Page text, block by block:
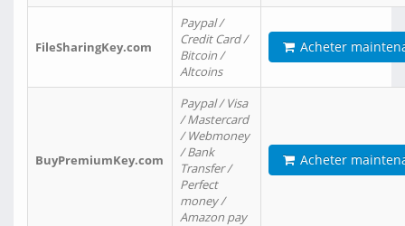
FileSharingKey.com
Paypal /
Credit Card /
Bitcoin /
Altcoins
Acheter
BuyPremiumKey.com
Paypal / Visa
/ Mastercard
/ Webmoney
/ Bank
Transfer /
Perfect
money /
Amazon pay
Acheter